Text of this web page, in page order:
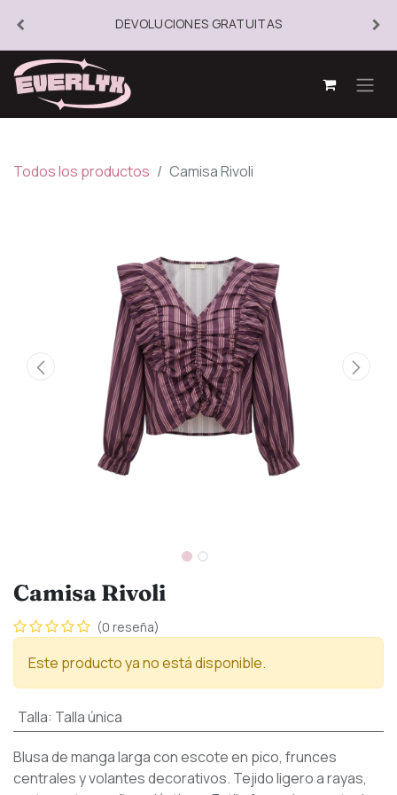
DEVOLUCIONES GRATUITAS
Todos los productos Camisa Rivoli
Camisa Rivoli
(0 reseña)
Este producto ya no está disponible.
Talla: Talla única
Blusa de manga larga con escote en pico, frunces
centrales y volantes decorativos. Tejido ligero a rayas,